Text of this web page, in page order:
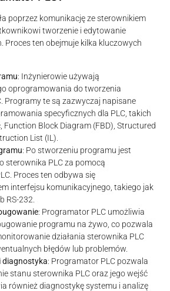
poprzez komunikację ze sterownikiem
tworzenie i edytowanie
Proces ten obejmuje kilka kluczowych
: Inżynierowie używają
oprogramowania do tworzenia
Programy te są zazwyczaj napisane
specyficznych dla PLC, takich
Function Block Diagram (FBD), Structured
List (IL).
: Po stworzeniu programu jest
sterownika PLC za pomocą
Proces ten odbywa się
interfejsu komunikacyjnego, takiego jak
RS-232.
: Programator PLC umożliwia
programu na żywo, co pozwala
działania sterownika PLC
błędów lub problemów.
diagnostyka: Programator PLC pozwala
stanu sterownika PLC oraz jego wejść
również diagnostykę systemu i analizę